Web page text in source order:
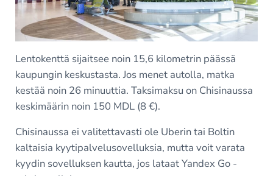
Lentokenttä sijaitsee noin 15,6 kilometrin päässä
kaupungin keskustasta. Jos menet autolla, matka
kestää noin 26 minuuttia. Taksimaksu on Chisinaussa
keskimäärin noin 150 MDL (8 €).
Chisinaussa ei valitettavasti ole Uberin tai Boltin
kaltaisia kyytipalvelusovelluksia, mutta voit varata
kyydin sovelluksen kautta, jos lataat Yandex Go -